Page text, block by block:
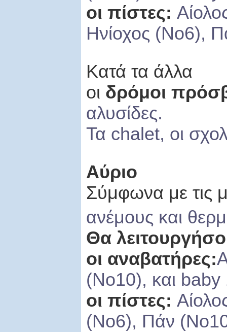
οι πίστες:
Ηνίοχος (Νο6),
Κατά τα άλλα
oι δρόμοι
αλυσίδες.
Τα chalet, οι
Αύριο
Σύμφωνα με τις
ανέμους και
Θα
οι αναβατήρες:
(Νο10), και baby
οι πίστες:
(Νο6), Πάν